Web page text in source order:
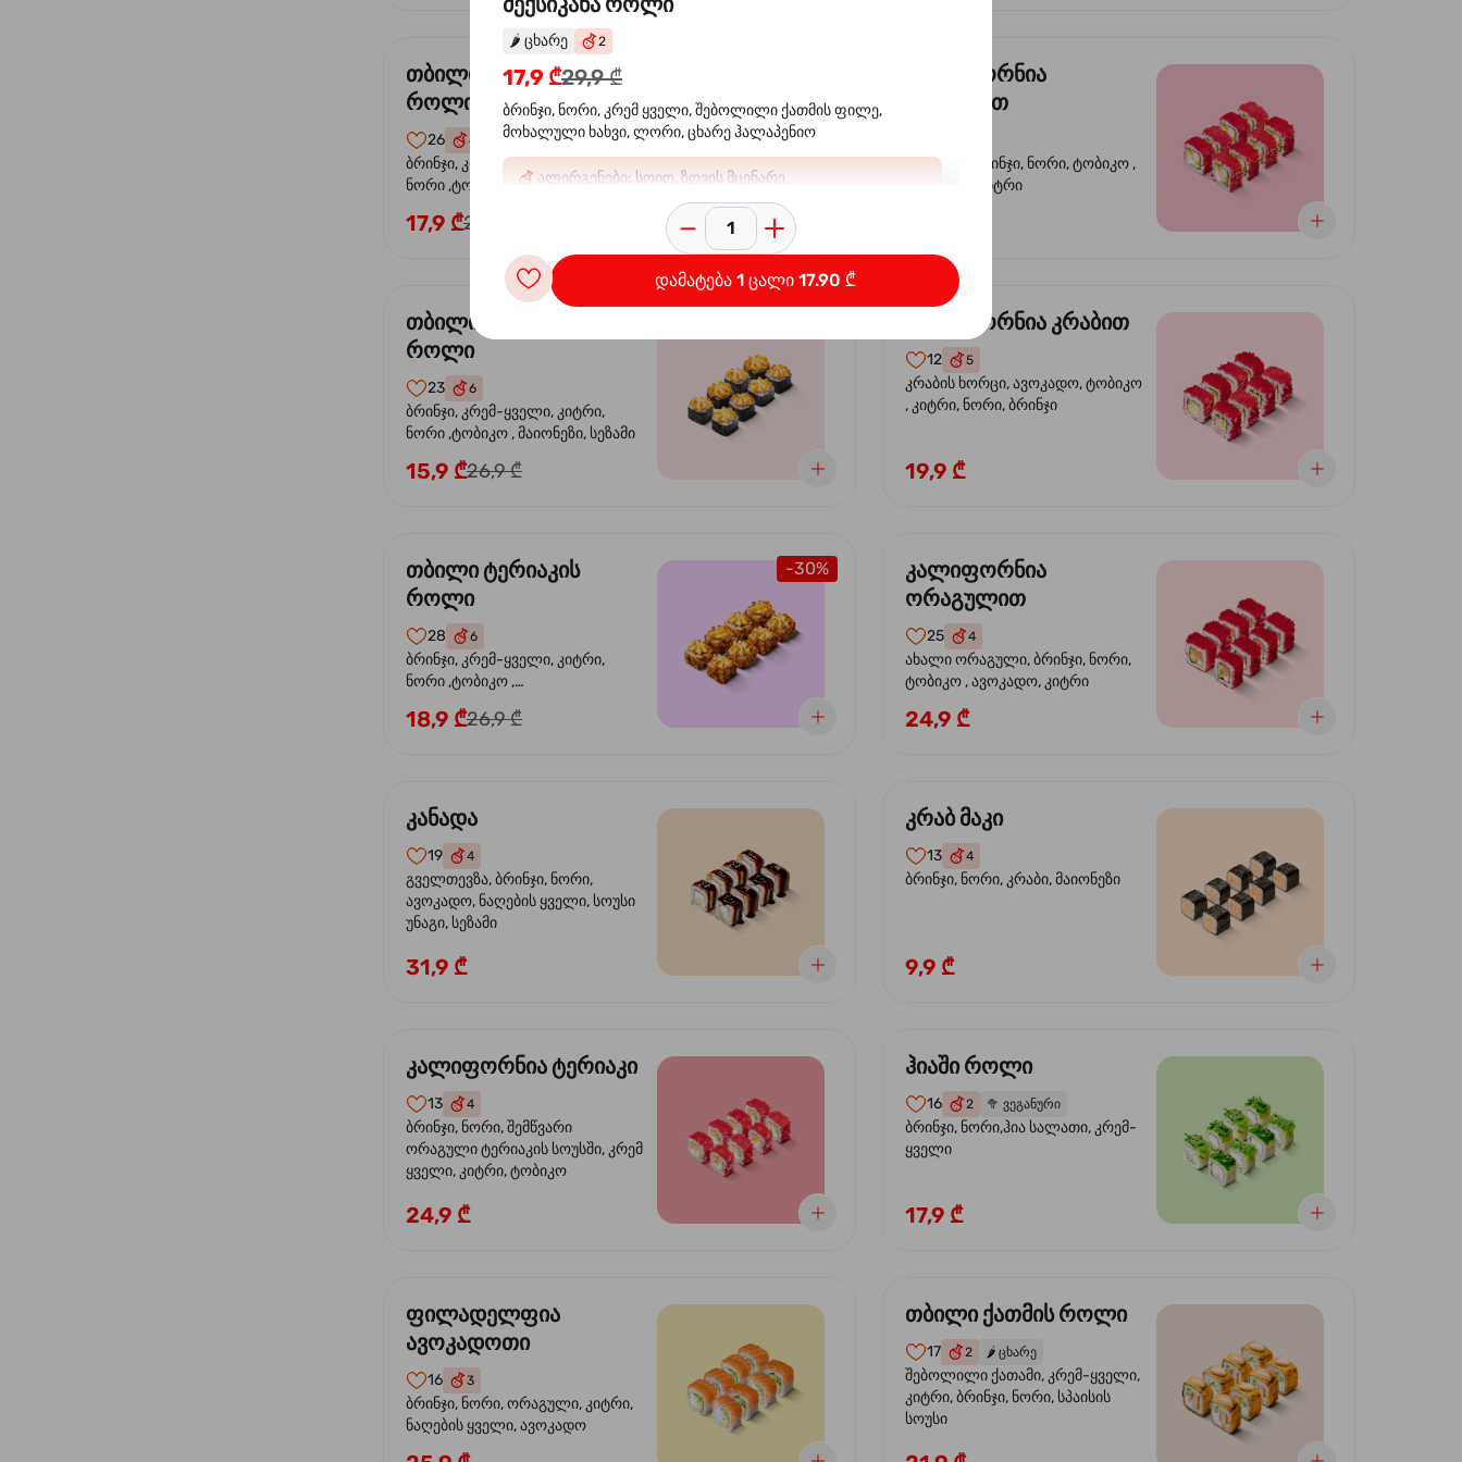
თბილი ორაგულის
როლი
26 6
ბრინჯი, კრემ-ყველი, კიტრი,
ნორი ,ტობიკო , მაიონეზი,
ფოთოლი
17,9 ₾24,9 ₾
კალიფორნია
კრევეტით
კრევეტი, ბრინჯი, ნორი, ტობიკო ,
ავოკადო, კიტრი
თბილი სიყვარული
როლი
23 6
ბრინჯი, კრემ-ყველი, კიტრი,
ნორი ,ტობიკო , მაიონეზი, სეზამი
15,9 ₾26,9 ₾
კალიფორნია კრაბით
12 5
კრაბის ხორცი, ავოკადო, ტობიკო
, კიტრი, ნორი, ბრინჯი
19,9 ₾
-30%
თბილი ტერიაკის
როლი
28 6
ბრინჯი, კრემ-ყველი, კიტრი,
ნორი ,ტობიკო ,
სეზამი, ტერიაკის სოუსი
18,9 ₾26,9 ₾
კალიფორნია
ორაგულით
25 4
ახალი ორაგული, ბრინჯი, ნორი,
ტობიკო , ავოკადო, კიტრი
24,9 ₾
კანადა
19 4
გველთევზა, ბრინჯი, ნორი,
ავოკადო, ნაღების ყველი, სოუსი
უნაგი, სეზამი
31,9 ₾
კრაბ მაკი
13 4
ბრინჯი, ნორი, კრაბი, მაიონეზი
9,9 ₾
კალიფორნია ტერიაკი
13 4
ბრინჯი, ნორი, შემწვარი
ორაგული ტერიაკის სოუსში, კრემ
ყველი, კიტრი, ტობიკო
24,9 ₾
ჰიაში როლი
16 2 🥦 ვეგანური
ბრინჯი, ნორი,ჰია სალათი, კრემ-
ყველი
17,9 ₾
ფილადელფია
ავოკადოთი
16 3
ბრინჯი, ნორი, ორაგული, კიტრი,
ნაღების ყველი, ავოკადო
თბილი ქათმის როლი
17 2 🌶️ ცხარე
შებოლილი ქათამი, კრემ-ყველი,
კიტრი, ბრინჯი, ნორი, სპაისის
სოუსი
🌶️ ცხარე 2
17,9 ₾29,9 ₾
ბრინჯი, ნორი, კრემ ყველი, შებოლილი ქათმის ფილე,
მოხალული ხახვი, ლორი, ცხარე ჰალაპენიო
ალერგენები: სოიო, ზღვის მცენარე
დამატება 1 ცალი 17.90 ₾